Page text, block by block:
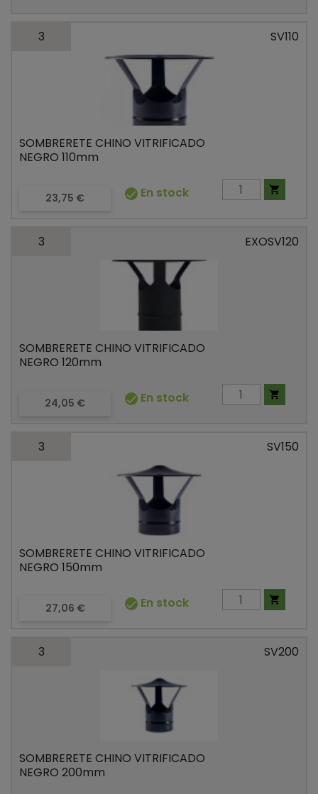
3 SV110
SOMBRERETE CHINO VITRIFICADO
NEGRO 110mm
Precio
23,75 €  En stock 
3 EXOSV120
SOMBRERETE CHINO VITRIFICADO
NEGRO 120mm
Precio
24,05 €  En stock 
3 SV150
SOMBRERETE CHINO VITRIFICADO
NEGRO 150mm
Precio
27,06 €  En stock 
3 SV200
SOMBRERETE CHINO VITRIFICADO
NEGRO 200mm